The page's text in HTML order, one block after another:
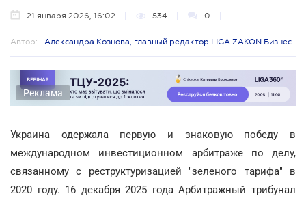
21 января 2026, 16:02 534 0
Автор: Александра Кознова, главный редактор LIGA ZAKON Бизнес
Реклама
Украина одержала первую и знаковую победу в
международном инвестиционном арбитраже по делу,
связанному с реструктуризацией "зеленого тарифа" в
2020 году. 16 декабря 2025 года Арбитражный трибунал